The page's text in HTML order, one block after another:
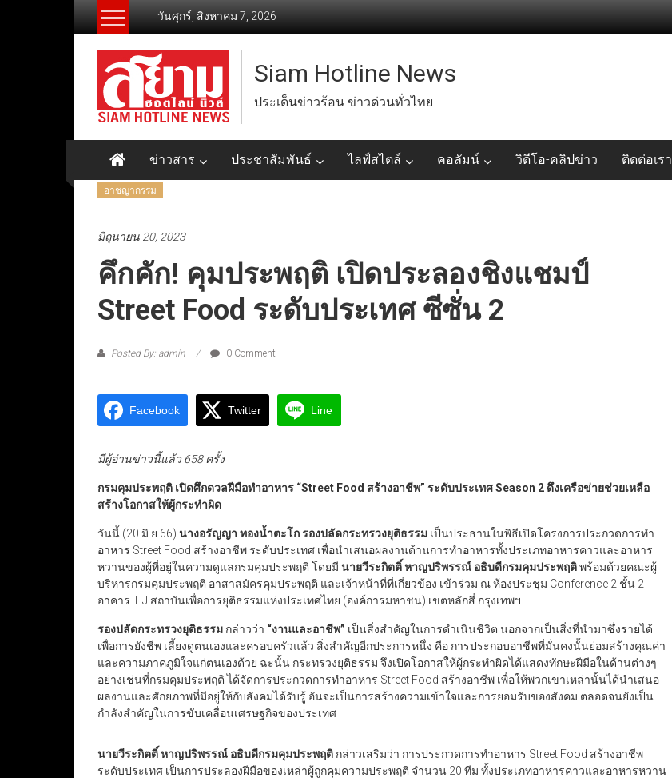
วันศุกร์, สิงหาคม 7, 2026
Siam Hotline News
ประเด็นข่าวร้อน ข่าวด่วนทั่วไทย
ข่าวสาร ประชาสัมพันธ์ ไลฟ์สไตล์ คอลัมน์ วิดีโอ-คลิปข่าว ติดต่อเรา
อาชญากรรม
มิถุนายน 20, 2023
คึกคัก! คุมประพฤติ เปิดประลองชิงแชมป์
Street Food ระดับประเทศ ซีซั่น 2
Posted By: admin 0 Comment
Facebook Twitter Line
มีผู้อ่านข่าวนี้แล้ว 658 ครั้ง
กรมคุมประพฤติ เปิดศึกดวลฝีมือทำอาหาร “Street Food สร้างอาชีพ” ระดับประเทศ Season 2 ดึงเครือข่ายช่วยเหลือ
สร้างโอกาสให้ผู้กระทำผิด
วันนี้ (20 มิ.ย.66) นางอรัญญา ทองน้ำตะโก รองปลัดกระทรวงยุติธรรม เป็นประธานในพิธีเปิดโครงการประกวดการทำ
อาหาร Street Food สร้างอาชีพ ระดับประเทศ เพื่อนำเสนอผลงานด้านการทำอาหารทั้งประเภทอาหารคาวและอาหาร
หวานของผู้ที่อยู่ในความดูแลกรมคุมประพฤติ โดยมี นายวีระกิตติ์ หาญปริพรรณ์ อธิบดีกรมคุมประพฤติพร้อมด้วยคณะผู้
บริหารกรมคุมประพฤติ อาสาสมัครคุมประพฤติ และเจ้าหน้าที่ที่เกี่ยวข้อง เข้าร่วม ณ ห้องประชุม Conference 2 ชั้น 2
อาคาร TIJ สถาบันเพื่อการยุติธรรมแห่งประเทศไทย (องค์การมหาชน) เขตหลักสี่ กรุงเทพฯ
รองปลัดกระทรวงยุติธรรม กล่าวว่า “งานและอาชีพ” เป็นสิ่งสำคัญในการดำเนินชีวิต นอกจากเป็นสิ่งที่นำมาซึ่งรายได้
เพื่อการยังชีพ เลี้ยงดูตนเองและครอบครัวแล้ว สิ่งสำคัญอีกประการหนึ่ง คือ การประกอบอาชีพที่มั่นคงนั้นย่อมสร้างคุณค่า
และความภาคภูมิใจแก่ตนเองด้วย ฉะนั้น กระทรวงยุติธรรม จึงเปิดโอกาสให้ผู้กระทำผิดได้แสดงทักษะฝีมือในด้านต่างๆ
อย่างเช่นที่กรมคุมประพฤติ ได้จัดการประกวดการทำอาหาร Street Food สร้างอาชีพ เพื่อให้พวกเขาเหล่านั้นได้นำเสนอ
ผลงานและศักยภาพที่มีอยู่ให้กับสังคมได้รับรู้ อันจะเป็นการสร้างความเข้าใจและการยอมรับของสังคม ตลอดจนยังเป็น
กำลังสำคัญในการขับเคลื่อนเศรษฐกิจของประเทศ
นายวีระกิตติ์ หาญปริพรรณ์ อธิบดีกรมคุมประพฤติ กล่าวเสริมว่า การประกวดการทำอาหาร Street Food สร้างอาชีพ
ระดับประเทศ เป็นการประลองฝีมือของเหล่าผู้ถูกคุมความประพฤติ จำนวน 20 ทีม ทั้งประเภทอาหารคาวและอาหารหวาน